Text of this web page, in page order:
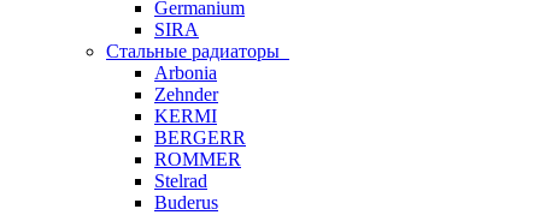
Germanium
SIRA
Стальные радиаторы
Arbonia
Zehnder
KERMI
BERGERR
ROMMER
Stelrad
Buderus